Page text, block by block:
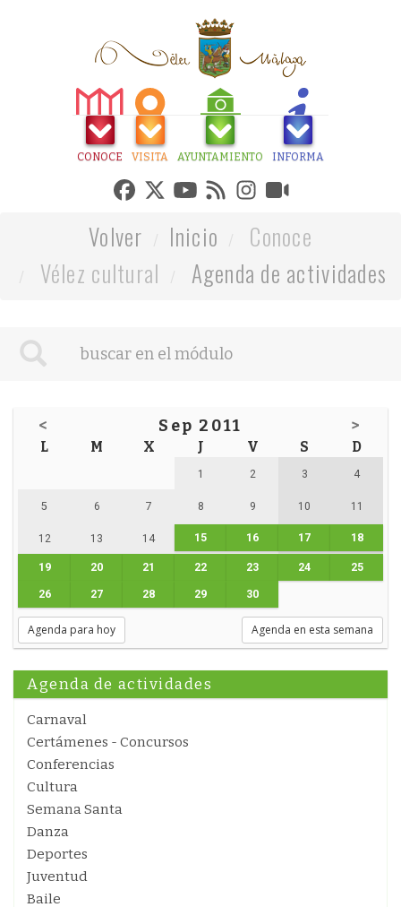
CONOCE VISITA AYUNTAMIENTO INFORMA
Volver Inicio
Conoce
Vélez cultural
Agenda de actividades
< Sep 2011 >
L M X J V S D
1 2 3 4
5 6 7 8 9 10 11
12 13 14 15 16 17 18
19 20 21 22 23 24 25
26 27 28 29 30
Agenda para hoy Agenda en esta semana
Agenda de actividades
Carnaval
Certámenes - Concursos
Conferencias
Cultura
Semana Santa
Danza
Deportes
Juventud
Baile